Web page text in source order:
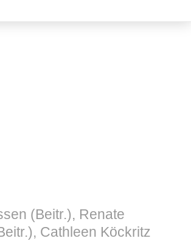
(Beitr.), Renate
Cathleen Köckritz